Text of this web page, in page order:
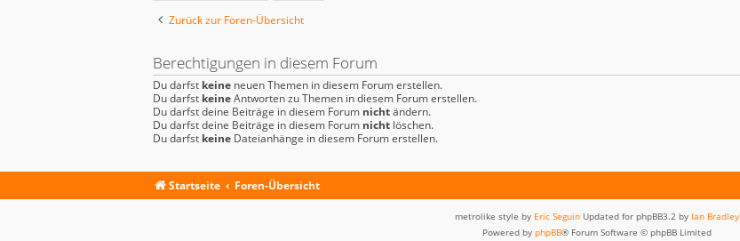
Zurück zur Foren-Übersicht
Berechtigungen in diesem Forum
Du darfst keine neuen Themen in diesem Forum erstellen.
Du darfst keineAntworten zu Themen in diesem Forum erstellen.
Du darfst deine Beiträge in diesem Forum nichtändern.
Du darfst deine Beiträge in diesem Forum nicht löschen.
Du darfst keine Dateianhänge in diesem Forum erstellen.
Startseite Foren-Übersicht
metrolike style by Eric Seguin Updated for phpBB3.2 by Ian Bradley
Powered by phpBB® Forum Software © phpBB Limited